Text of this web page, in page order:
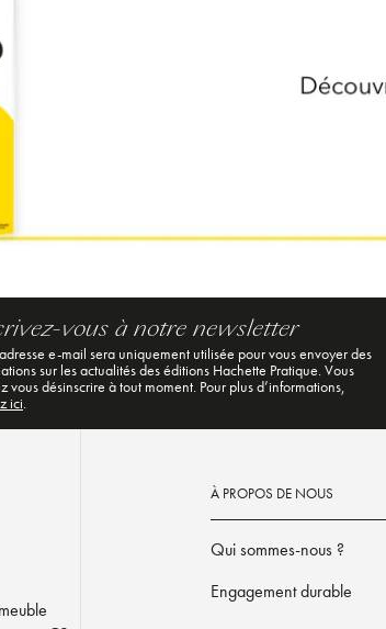
vous à notre newsletter
e-mail sera uniquement utilisée pour vous envoyer des
sur les actualités des éditions Hachette Pratique. Vous
vous désinscrire à tout moment. Pour plus d’informations,
ici.
À PROPOS DE NOUS
Qui sommes-nous ?
Engagement durable